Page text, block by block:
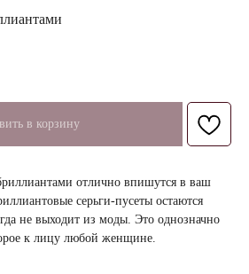
в корзину
отлично впишутся в ваш
серьги-пусеты остаются
не выходит из моды. Это однозначно
к лицу любой женщине.